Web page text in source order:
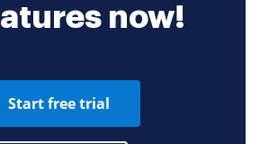
now!
Start free trial